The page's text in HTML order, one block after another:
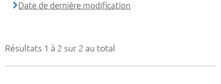
Résultats 1 à 2 sur 2 au total
Date de dernière modification